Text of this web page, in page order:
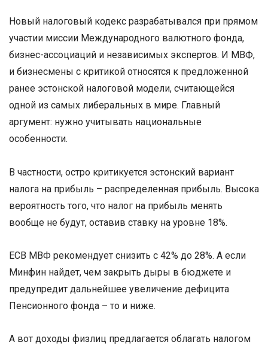
Новый налоговый кодекс разрабатывался при прямом
участии миссии Международного валютного фонда,
бизнес-ассоциаций и независимых экспертов. И МВФ,
и бизнесмены с критикой относятся к предложенной
ранее эстонской налоговой модели, считающейся
одной из самых либеральных в мире. Главный
аргумент: нужно учитывать национальные
особенности.
В частности, остро критикуется эстонский вариант
налога на прибыль – распределенная прибыль. Высока
вероятность того, что налог на прибыль менять
вообще не будут, оставив ставку на уровне 18%.
ЕСВ МВФ рекомендует снизить с 42% до 28%. А если
Минфин найдет, чем закрыть дыры в бюджете и
предупредит дальнейшее увеличение дефицита
Пенсионного фонда – то и ниже.
А вот доходы физлиц предлагается облагать налогом